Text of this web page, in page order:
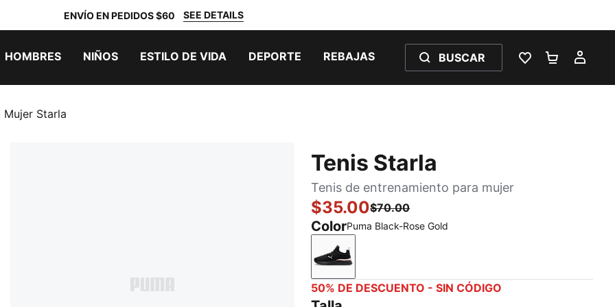
ENVÍO EN PEDIDOS $60 SEE DETAILS
HOMBRES NIÑOS ESTILO DE VIDA DEPORTE REBAJAS BUSCAR
LISTA DE
Mujer Starla
Tenis Starla
Tenis de entrenamiento para mujer
$35.00$70.00
ColorPuma Black-Rose Gold
Puma Black-Rose Gold
50% DE DESCUENTO - SIN CÓDIGO